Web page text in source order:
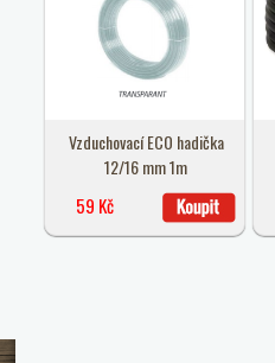
Vzduchovací ECO hadička
12/16 mm 1m
59 Kč